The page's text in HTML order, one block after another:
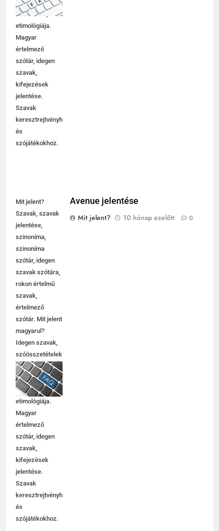
magyarázata,
használata,
etimológiája.
Magyar
értelmező
szótár, idegen
szavak,
kifejezések
jelentése.
Szavak
keresztrejtvényhez
és
szójátékokhoz.
Mit jelent?
Szavak, szavak
jelentése,
szinoníma,
szinoníma
szótár, idegen
szavak szótára,
rokon értelmű
szavak,
értelmező
szótár. Mit jelent
magyarul?
Idegen szavak,
szóösszetételek
jelentése,
magyarázata,
használata,
etimológiája.
Magyar
értelmező
szótár, idegen
szavak,
kifejezések
jelentése.
Szavak
keresztrejtvényhez
és
szójátékokhoz.
Avenue jelentése
Mit jelent?
10 hónap ezelőtt 0